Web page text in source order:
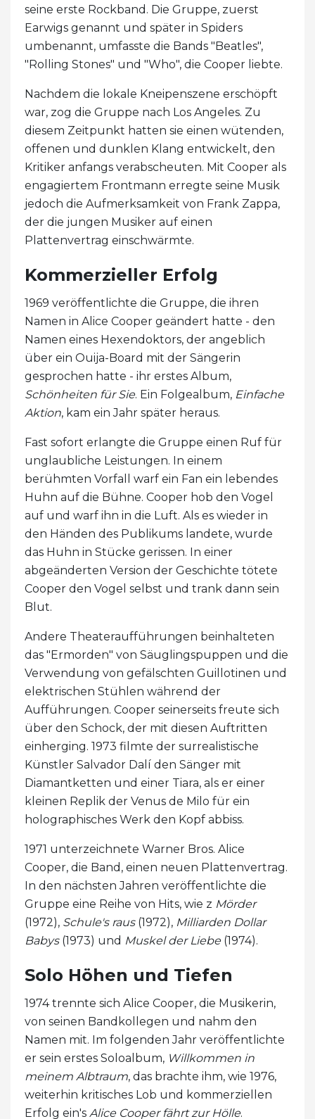
seine erste Rockband. Die Gruppe, zuerst
Earwigs genannt und später in Spiders
umbenannt, umfasste die Bands "Beatles",
"Rolling Stones" und "Who", die Cooper liebte.
Nachdem die lokale Kneipenszene erschöpft
war, zog die Gruppe nach Los Angeles. Zu
diesem Zeitpunkt hatten sie einen wütenden,
offenen und dunklen Klang entwickelt, den
Kritiker anfangs verabscheuten. Mit Cooper als
engagiertem Frontmann erregte seine Musik
jedoch die Aufmerksamkeit von Frank Zappa,
der die jungen Musiker auf einen
Plattenvertrag einschwärmte.
Kommerzieller Erfolg
1969 veröffentlichte die Gruppe, die ihren
Namen in Alice Cooper geändert hatte - den
Namen eines Hexendoktors, der angeblich
über ein Ouija-Board mit der Sängerin
gesprochen hatte - ihr erstes Album,
Schönheiten für Sie. Ein Folgealbum, Einfache
Aktion, kam ein Jahr später heraus.
Fast sofort erlangte die Gruppe einen Ruf für
unglaubliche Leistungen. In einem
berühmten Vorfall warf ein Fan ein lebendes
Huhn auf die Bühne. Cooper hob den Vogel
auf und warf ihn in die Luft. Als es wieder in
den Händen des Publikums landete, wurde
das Huhn in Stücke gerissen. In einer
abgeänderten Version der Geschichte tötete
Cooper den Vogel selbst und trank dann sein
Blut.
Andere Theateraufführungen beinhalteten
das "Ermorden" von Säuglingspuppen und die
Verwendung von gefälschten Guillotinen und
elektrischen Stühlen während der
Aufführungen. Cooper seinerseits freute sich
über den Schock, der mit diesen Auftritten
einherging. 1973 filmte der surrealistische
Künstler Salvador Dalí den Sänger mit
Diamantketten und einer Tiara, als er einer
kleinen Replik der Venus de Milo für ein
holographisches Werk den Kopf abbiss.
1971 unterzeichnete Warner Bros. Alice
Cooper, die Band, einen neuen Plattenvertrag.
In den nächsten Jahren veröffentlichte die
Gruppe eine Reihe von Hits, wie z Mörder
(1972), Schule's raus(1972), Milliarden Dollar
Babys(1973) und Muskel der Liebe(1974).
Solo Höhen und Tiefen
1974 trennte sich Alice Cooper, die Musikerin,
von seinen Bandkollegen und nahm den
Namen mit. Im folgenden Jahr veröffentlichte
er sein erstes Soloalbum, Willkommen in
meinem Albtraum, das brachte ihm, wie 1976,
weiterhin kritisches Lob und kommerziellen
Erfolg ein's Alice Cooper fährt zur Hölle.